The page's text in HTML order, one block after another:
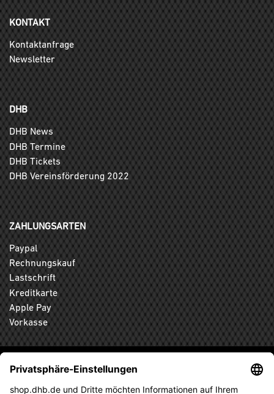
KONTAKT
Kontaktanfrage
Newsletter
DHB
DHB News
DHB Termine
DHB Tickets
DHB Vereinsförderung 2022
ZAHLUNGSARTEN
Paypal
Rechnungskauf
Lastschrift
Kreditkarte
Apple Pay
Vorkasse
ABONNIEREN SIE DEN KOSTENLOSEN DHB-FANSHOP
NEWSLETTER UND VERPASSEN SIE KEINE NEUIGKEIT ODER